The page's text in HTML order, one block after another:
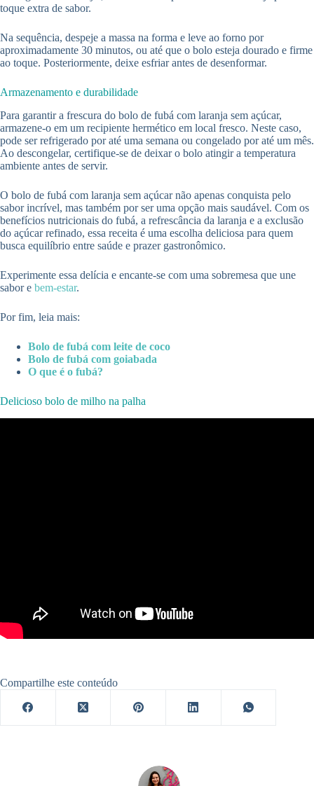
toque extra de sabor.
Na sequência, despeje a massa na forma e leve ao forno por
aproximadamente 30 minutos, ou até que o bolo esteja dourado e firme
ao toque. Posteriormente, deixe esfriar antes de desenformar.
Armazenamento e durabilidade
Para garantir a frescura do bolo de fubá com laranja sem açúcar,
armazene-o em um recipiente hermético em local fresco. Neste caso,
pode ser refrigerado por até uma semana ou congelado por até um mês.
Ao descongelar, certifique-se de deixar o bolo atingir a temperatura
ambiente antes de servir.
O bolo de fubá com laranja sem açúcar não apenas conquista pelo
sabor incrível, mas também por ser uma opção mais saudável. Com os
benefícios nutricionais do fubá, a refrescância da laranja e a exclusão
do açúcar refinado, essa receita é uma escolha deliciosa para quem
busca equilíbrio entre saúde e prazer gastronômico.
Experimente essa delícia e encante-se com uma sobremesa que une
sabor e bem-estar.
Por fim, leia mais:
Bolo de fubá com leite de coco
Bolo de fubá com goiabada
O que é o fubá?
Delicioso bolo de milho na palha
Compartilhe este conteúdo